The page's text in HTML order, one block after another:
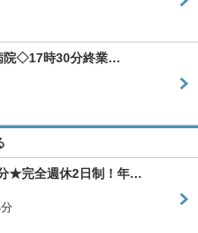
院◇17時30分終業…
★完全週休2日制！年…